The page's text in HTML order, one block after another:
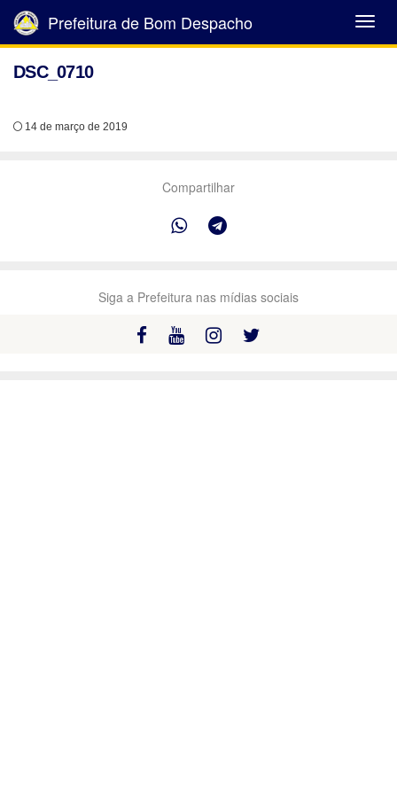
Abrir
Menu
Prefeitura de Bom Despacho
DSC_0710
14 de março de 2019
Compartilhar
Siga a Prefeitura nas mídias sociais